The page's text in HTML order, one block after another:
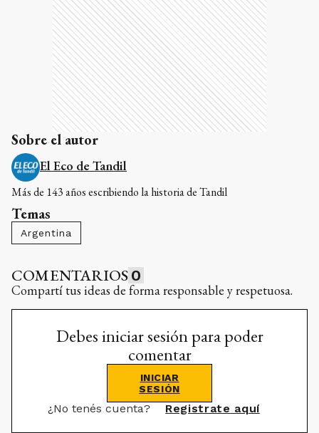
Sobre el autor
El Eco de Tandil
Más de 143 años escribiendo la historia de Tandil
Temas
Argentina
COMENTARIOS 0
Compartí tus ideas de forma responsable y respetuosa.
Debes iniciar sesión para poder
comentar
INICIAR
SESIÓN
¿No tenés cuenta? Registrate aquí